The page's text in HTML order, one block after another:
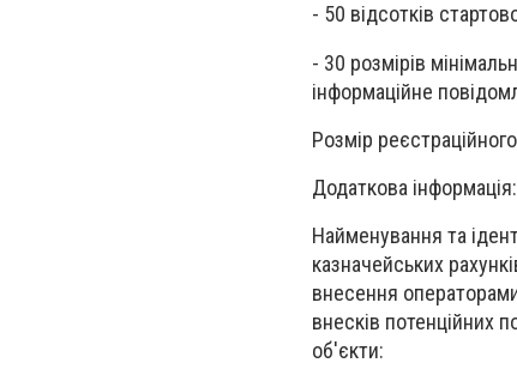
- 50 відсотків
- 30 розмірів
інформаційне
Розмір
Додаткова інформація:
Найменування та
казначейських
внесення
внесків потенційних
об'єкти: